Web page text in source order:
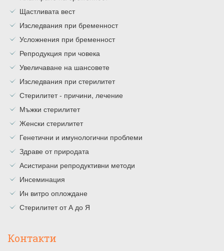
Щастливата вест
Изследвания при бременност
Усложнения при бременност
Репродукция при човека
Увеличаване на шансовете
Изследвания при стерилитет
Стерилитет - причини, лечение
Мъжки стерилитет
Женски стерилитет
Генетични и имунологични проблеми
Здраве от природата
Асистирани репродуктивни методи
Инсеминация
Ин витро оплождане
Стерилитет от А до Я
Контакти